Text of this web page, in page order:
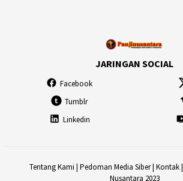
JARINGAN SOCIAL
Facebook
Tumblr
Linkedin
Tentang Kami | Pedoman Media Siber| Kontak|
Nusantara 2023